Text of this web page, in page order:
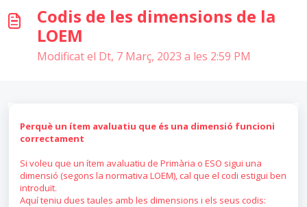
Codis de les dimensions de la
LOEM
Modificat el Dt, 7 Març, 2023 a les 2:59 PM
Perquè un ítem avaluatiu que és una dimensió funcioni
correctament
Si voleu que un ítem avaluatiu de Primària o ESO sigui una
dimensió (segons la normativa LOEM), cal que el codi estigui ben
introduït.
Aquí teniu dues taules amb les dimensions i els seus codis: